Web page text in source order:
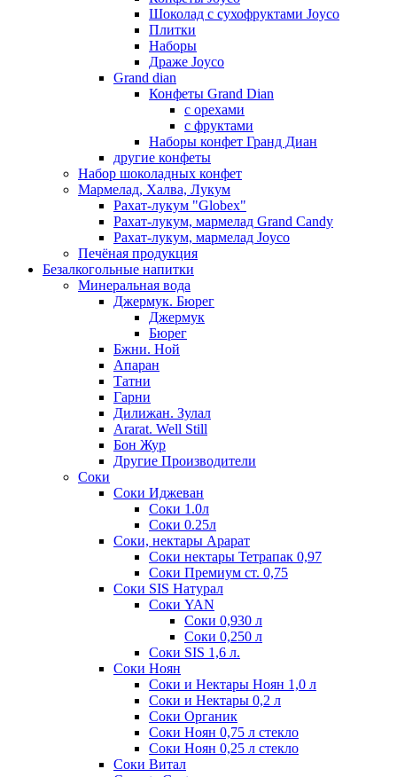
Шоколад с сухофруктами Joyco
Плитки
Наборы
Драже Joyco
Grand dian
Конфеты Grand Dian
с орехами
с фруктами
Наборы конфет Гранд Диан
другие конфеты
Набор шоколадных конфет
Мармелад, Халва, Лукум
Рахат-лукум "Globex"
Рахат-лукум, мармелад Grand Candy
Рахат-лукум, мармелад Joyco
Печёная продукция
Безалкогольные напитки
Минеральная вода
Джермук. Бюрег
Джермук
Бюрег
Бжни. Ной
Апаран
Татни
Гарни
Дилижан. Зулал
Ararat. Well Still
Бон Жур
Другие Производители
Соки
Соки Иджеван
Соки 1.0л
Соки 0.25л
Соки, нектары Арарат
Соки нектары Тетрапак 0,97
Соки Премиум ст. 0,75
Соки SIS Натурал
Соки YAN
Соки 0,930 л
Соки 0,250 л
Соки SIS 1,6 л.
Соки Ноян
Соки и Нектары Ноян 1,0 л
Соки и Нектары 0,2 л
Соки Органик
Соки Ноян 0,75 л стекло
Соки Ноян 0,25 л стекло
Соки Витал